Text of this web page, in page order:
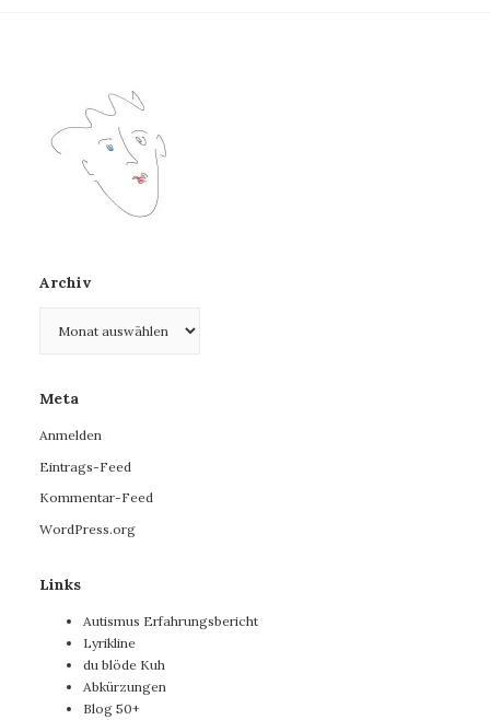
Archiv
Meta
Anmelden
Eintrags-Feed
Kommentar-Feed
WordPress.org
Links
Autismus Erfahrungsbericht
Lyrikline
du blöde Kuh
Abkürzungen
Blog 50+